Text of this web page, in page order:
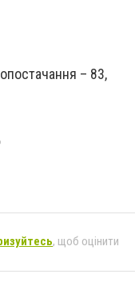
– 83,
, щоб оцінити